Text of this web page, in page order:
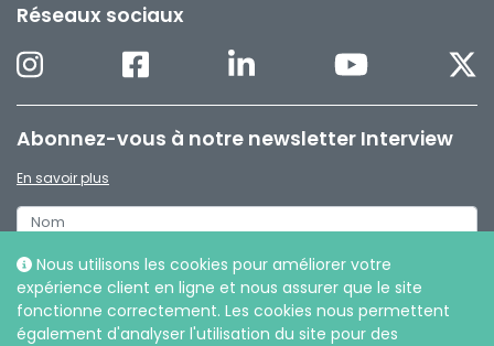
Nous utilisons les cookies pour améliorer votre
expérience client en ligne et nous assurer que le site
fonctionne correctement. Les cookies nous permettent
également d'analyser l'utilisation du site pour des
Réseaux sociaux
Abonnez-vous à notre newsletter Interview
En savoir plus